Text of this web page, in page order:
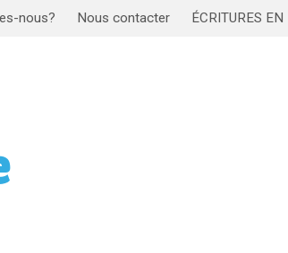
nous? Nous contacter ÉCRITURES